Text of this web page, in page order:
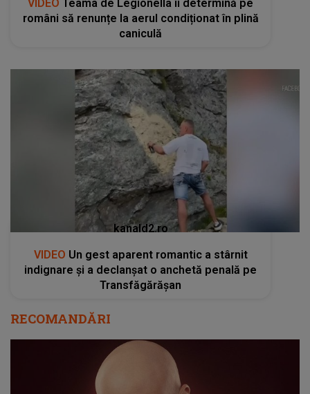
VIDEO Teama de Legionella îi determină pe
români să renunțe la aerul condiționat în plină
caniculă
kanald2.ro
VIDEO Un gest aparent romantic a stârnit
indignare și a declanșat o anchetă penală pe
Transfăgărășan
RECOMANDĂRI